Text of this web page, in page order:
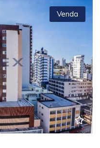
Next
Venda